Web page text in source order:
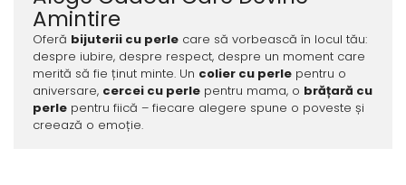
Amintire
Oferă bijuterii cu perlecare să vorbească în locul tău:
despre iubire, despre respect, despre un moment care
merită să fie ținut minte. Un colier cu perlepentru o
aniversare, cercei cu perlepentru mama, o brățară cu
perlepentru fiică – fiecare alegere spune o poveste și
creează o emoție.